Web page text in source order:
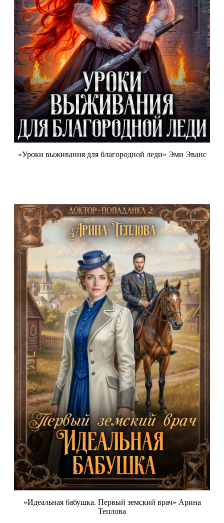
«Уроки выживания для благородной леди» Эми Эванс
«Идеальная бабушка. Первый земский врач» Арина
Теплова